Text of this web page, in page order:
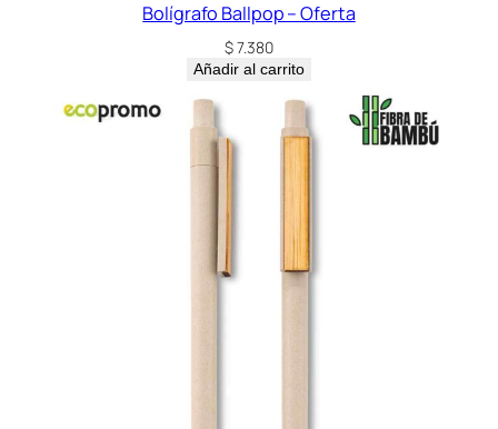
Bolígrafo Ballpop – Oferta
$7.380
Añadir al carrito